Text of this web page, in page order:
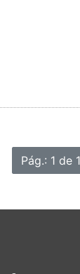
Pág.: 1 de 1